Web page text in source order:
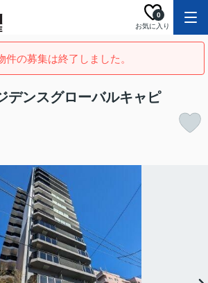
お気に入り
0
件の募集は終了しました。
デンスグローバルキャピ